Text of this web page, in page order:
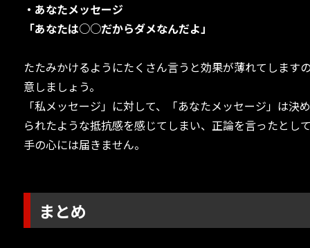
・あなたメッセージ
「あなたは○○だからダメなんだよ」
たたみかけるようにたくさん言うと効果が薄れてします
意しましょう。
「私メッセージ」に対して、「あなたメッセージ」は決
られたような抵抗感を感じてしまい、正論を言ったとし
手の心には届きません。
まとめ